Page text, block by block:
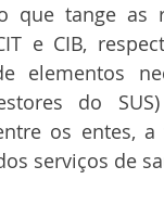
que tange as
e CIB,
elementos
do
os entes,
serviços de